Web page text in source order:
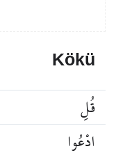
Kökü
قُلِ
ادْعُوا